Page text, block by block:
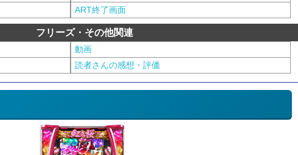
ART終了画面
フリーズ・その他関連
動画
読者さんの感想・評価